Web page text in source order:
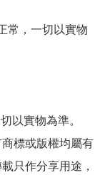
常，一切以實物
以實物為準。
標或版權均屬有
只作分享用途，